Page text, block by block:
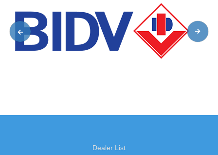
Dealer List